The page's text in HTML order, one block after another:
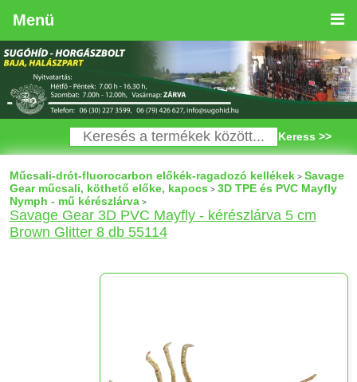
Menü
Keress >>
Műcsali-drót-fluorocarbon előkék-ragadozó kellékek> Savage
Gear műcsali, köthető előke, kapocs > 3D TPE és PVC Mayfly
Nymph - mű kérészlárva>
Savage Gear 3D PVC Mayfly - kérészlárva 5 cm
Brown Glitter 8 db 55114